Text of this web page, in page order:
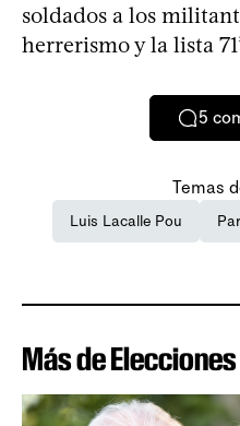
soldados a los
herrerismo y la lista
5
Temas
Luis Lacalle Pou
Más de